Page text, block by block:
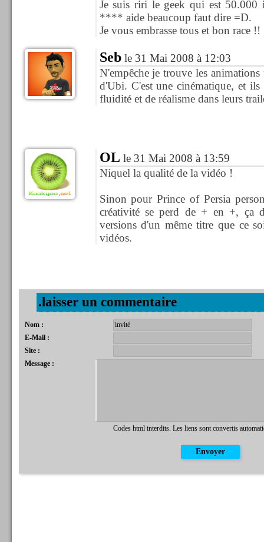
Je suis riri le geek qui est
**** aide beaucoup faut dire =D.
Je vous embrasse tous et bon race !!
Seble 31 Mai 2008 à 12:03
N'empêche je trouve les
d'Ubi. C'est une cinématique, et
fluidité et de réalisme dans leurs
OL le 31 Mai 2008 à 13:59
Niquel la qualité de la vidéo !
Sinon pour Prince of Persia
créativité se perd de + en +, ça
versions d'un même titre que ce
vidéos.
.laisser un commentaire
Nom :
E-Mail :
Site :
Message :
Codes html interdits. Les liens sont convertis